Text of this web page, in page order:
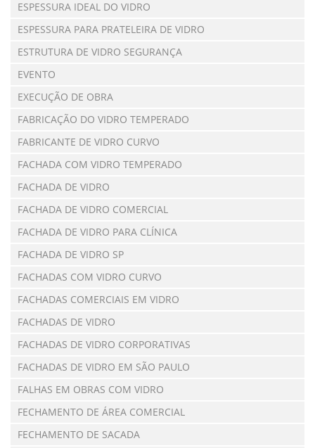
ESPESSURA IDEAL DO VIDRO
ESPESSURA PARA PRATELEIRA DE VIDRO
ESTRUTURA DE VIDRO SEGURANÇA
EVENTO
EXECUÇÃO DE OBRA
FABRICAÇÃO DO VIDRO TEMPERADO
FABRICANTE DE VIDRO CURVO
FACHADA COM VIDRO TEMPERADO
FACHADA DE VIDRO
FACHADA DE VIDRO COMERCIAL
FACHADA DE VIDRO PARA CLÍNICA
FACHADA DE VIDRO SP
FACHADAS COM VIDRO CURVO
FACHADAS COMERCIAIS EM VIDRO
FACHADAS DE VIDRO
FACHADAS DE VIDRO CORPORATIVAS
FACHADAS DE VIDRO EM SÃO PAULO
FALHAS EM OBRAS COM VIDRO
FECHAMENTO DE ÁREA COMERCIAL
FECHAMENTO DE SACADA